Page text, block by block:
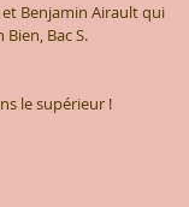
Benjamin Airault qui
Bac S.
le supérieur !